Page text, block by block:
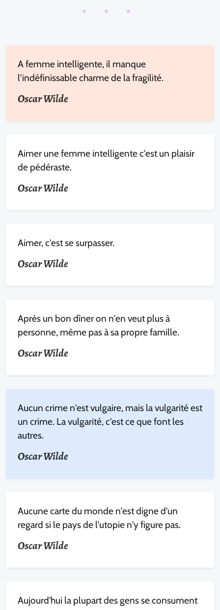
* * *
A femme intelligente, il manque
l'indéfinissable charme de la fragilité.
Oscar Wilde
Aimer une femme intelligente c'est un plaisir
de pédéraste.
Oscar Wilde
Aimer, c'est se surpasser.
Oscar Wilde
Après un bon dîner on n'en veut plus à
personne, même pas à sa propre famille.
Oscar Wilde
Aucun crime n'est vulgaire, mais la vulgarité est
un crime. La vulgarité, c'est ce que font les
autres.
Oscar Wilde
Aucune carte du monde n'est digne d'un
regard si le pays de l'utopie n'y figure pas.
Oscar Wilde
Aujourd'hui la plupart des gens se consument